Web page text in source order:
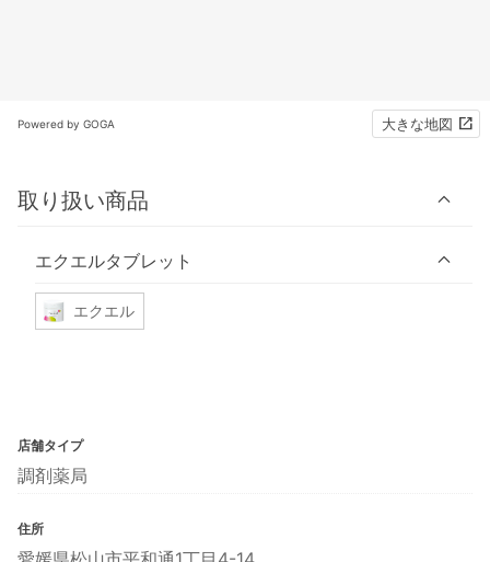
Powered by GOGA 大きな地図
取り扱い商品
エクエルタブレット
エクエル
店舗タイプ
調剤薬局
住所